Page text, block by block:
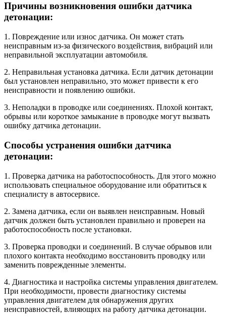
Причины возникновения ошибки датчика
детонации:
1. Повреждение или износ датчика. Он может стать
неисправным из-за физического воздействия, вибраций или
неправильной эксплуатации автомобиля.
2. Неправильная установка датчика. Если датчик детонации
был установлен неправильно, это может привести к его
неисправности и появлению ошибки.
3. Неполадки в проводке или соединениях. Плохой контакт,
обрывы или короткое замыкание в проводке могут вызвать
ошибку датчика детонации.
Способы устранения ошибки датчика
детонации:
1. Проверка датчика на работоспособность. Для этого можно
использовать специальное оборудование или обратиться к
специалисту в автосервисе.
2. Замена датчика, если он выявлен неисправным. Новый
датчик должен быть установлен правильно и проверен на
работоспособность после установки.
3. Проверка проводки и соединений. В случае обрывов или
плохого контакта необходимо восстановить проводку или
заменить поврежденные элементы.
4. Диагностика и настройка системы управления двигателем.
При необходимости, провести диагностику системы
управления двигателем для обнаружения других
неисправностей, влияющих на работу датчика детонации.